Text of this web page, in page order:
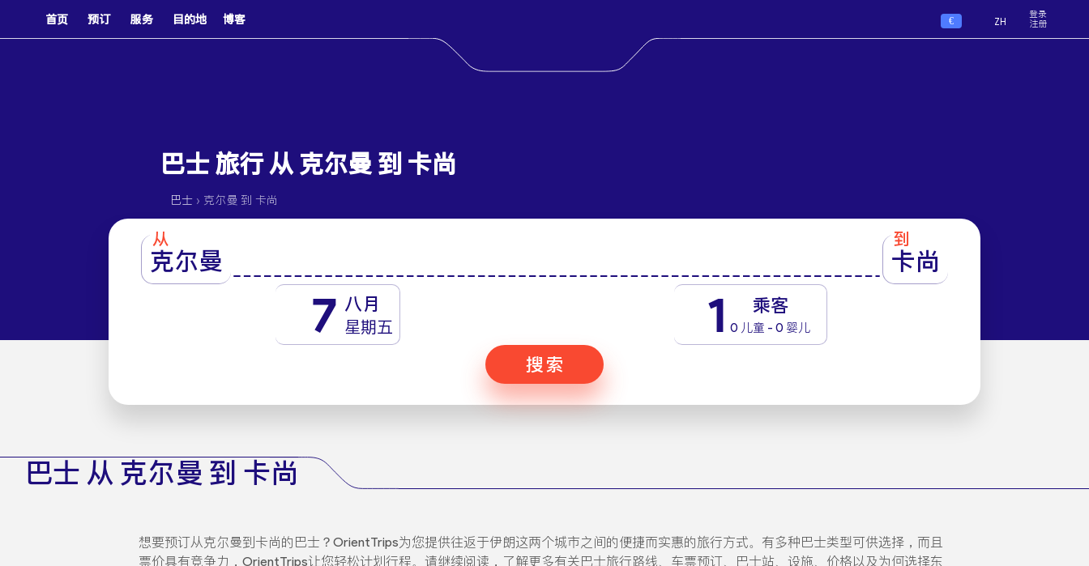
首页 预订 服务 目的地 博客 € ZH
登录
注册
巴士 旅行 从 克尔曼 到 卡尚
巴士 › 克尔曼 到 卡尚
从
克尔曼
到
卡尚
7 八月
星期五 1 乘客
0 儿童 - 0 婴儿
搜索
巴士 从 克尔曼 到 卡尚
想要预订从克尔曼到卡尚的巴士？OrientTrips为您提供往返于伊朗这两个城市之间的便捷而实惠的旅行方式。有多种巴士类型可供选择，而且
票价具有竞争力，OrientTrips让您轻松计划行程。请继续阅读，了解更多有关巴士旅行路线、车票预订、巴士站、设施、价格以及为何选择东